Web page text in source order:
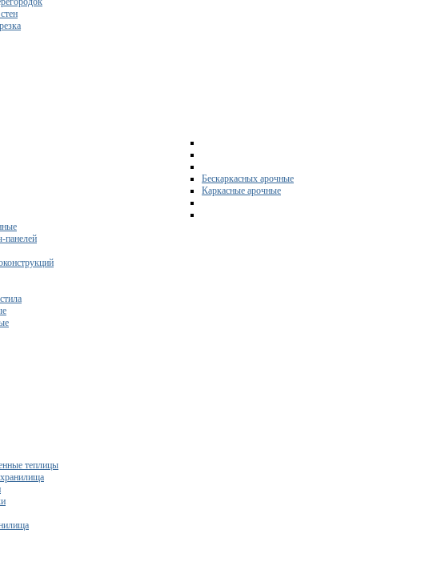
Бескаркасных арочные
Каркасные арочные
панелей
теплицы
расчет сметы исходя из вашего бюджета!